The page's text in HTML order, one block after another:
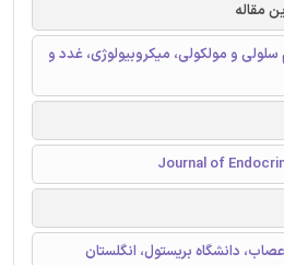
مقاله
و مولکولی، میکروبیولوژی، غدد و
دانشگاه بریستول، انگلستان